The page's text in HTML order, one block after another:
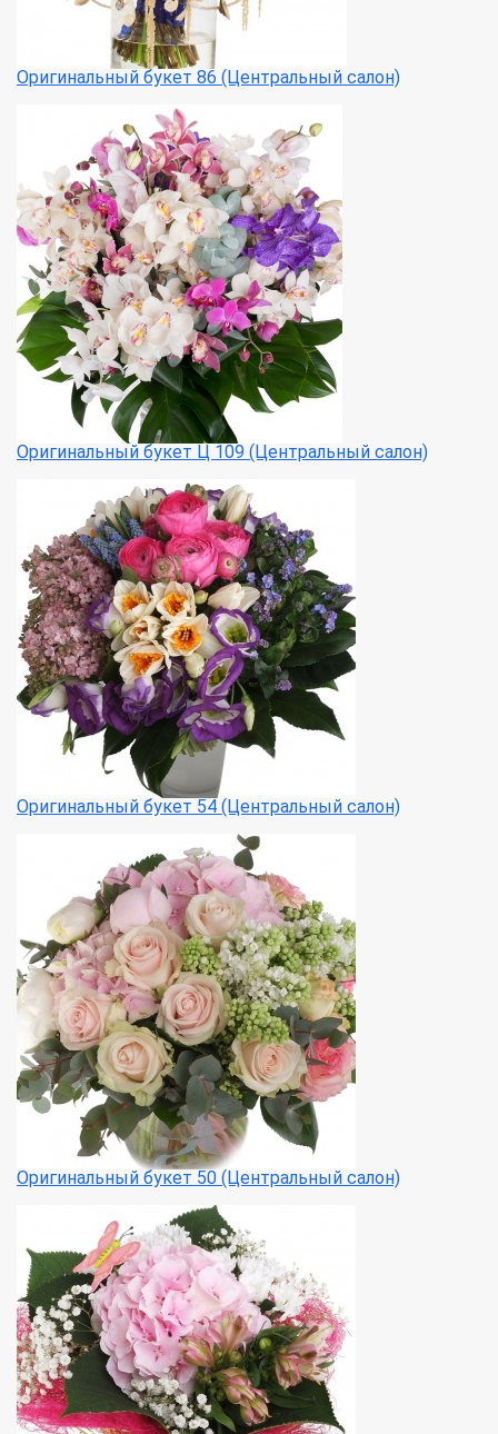
Оригинальный букет 86 (Центральный салон)
Оригинальный букет Ц 109 (Центральный салон)
Оригинальный букет 54 (Центральный салон)
Оригинальный букет 50 (Центральный салон)